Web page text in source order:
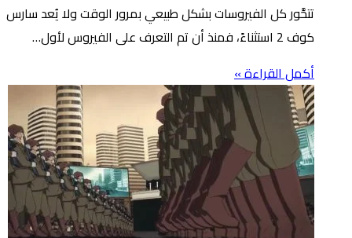
تتحَّور كل الفيروسات بشكل طبيعي بمرور الوقت ولا يُعد سارس
كوف 2 استثناءً، فمنذ أن تم التعرف على الفيروس لأول…
أكمل القراءة »